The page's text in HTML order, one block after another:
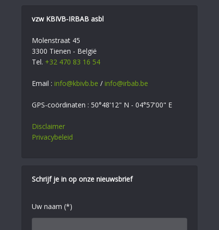
vzw KBIVB-IRBAB asbl
Molenstraat 45
3300 Tienen - België
Tel. +32 470 83 16 54
Email : info@kbivb.be / info@irbab.be
GPS-coördinaten : 50°48'12" N - 04°57'00" E
Disclaimer
Privacybeleid
Schrijf je in op onze nieuwsbrief
Uw naam (*)